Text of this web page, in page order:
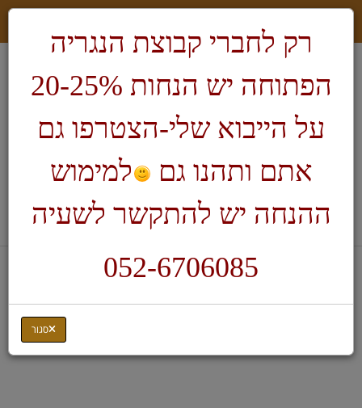
לעגלת הקניות
רק לחברי קבוצת הנגריה
הפתוחה יש הנחות 20-25%
על הייבוא שלי-הצטרפו גם
אתם ותהנו גם
למימוש
ההנחה יש להתקשר לשעיה
052-6706085
סגור